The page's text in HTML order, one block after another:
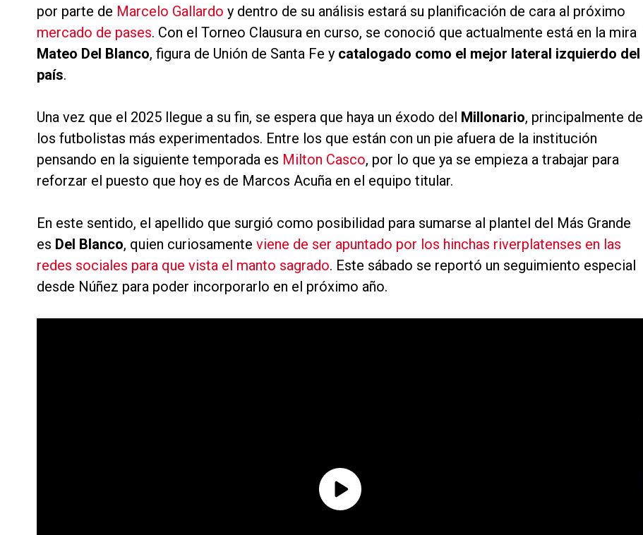
por parte de Marcelo Gallardo y dentro de su análisis estará su planificación de cara al próximo
mercado de pases. Con el Torneo Clausura en curso, se conoció que actualmente está en la mira
Mateo Del Blanco, figura de Unión de Santa Fe y catalogado como el mejor lateral izquierdo del
país.
Una vez que el 2025 llegue a su fin, se espera que haya un éxodo del Millonario, principalmente de
los futbolistas más experimentados. Entre los que están con un pie afuera de la institución
pensando en la siguiente temporada es Milton Casco, por lo que ya se empieza a trabajar para
reforzar el puesto que hoy es de Marcos Acuña en el equipo titular.
En este sentido, el apellido que surgió como posibilidad para sumarse al plantel del Más Grande
es Del Blanco, quien curiosamente viene de ser apuntado por los hinchas riverplatenses en las
redes sociales para que vista el manto sagrado. Este sábado se reportó un seguimiento especial
desde Núñez para poder incorporarlo en el próximo año.